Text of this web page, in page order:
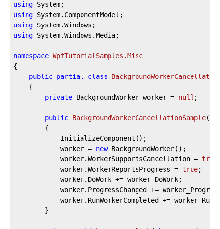
using
using
using
using System.Windows.Media;
namespace WpfTutorialSamples.Misc
{
public partial class
private BackgroundWorker worker = null ;
public BackgroundWorkerCancellationSample(
			worker =
new BackgroundWorker();
			worker.WorkerSupportsCancellation =
true
			worker.WorkerReportsProgress =
true;